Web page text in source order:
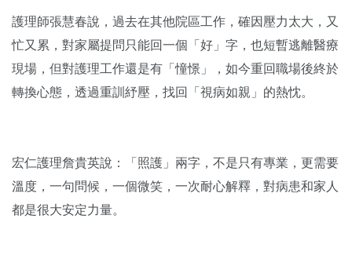
護理師張慧春說，過去在其他院區工作，確因壓力太大，又
忙又累，對家屬提問只能回一個「好」字，也短暫逃離醫療
現場，但對護理工作還是有「憧憬」，如今重回職場後終於
轉換心態，透過重訓紓壓，找回「視病如親」的熱忱。
宏仁護理詹貴英說：「照護」兩字，不是只有專業，更需要
溫度，一句問候，一個微笑，一次耐心解釋，對病患和家人
都是很大安定力量。